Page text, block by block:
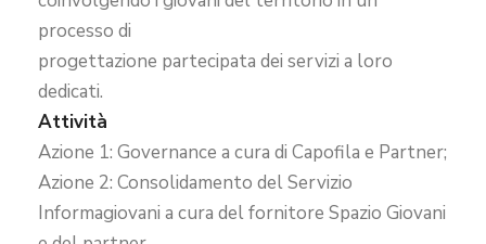
processo di
progettazione partecipata dei servizi a loro
dedicati.
Attività
Azione 1: Governance a cura di Capofila e Partner;
Azione 2: Consolidamento del Servizio
Informagiovani a cura del fornitore Spazio Giovani